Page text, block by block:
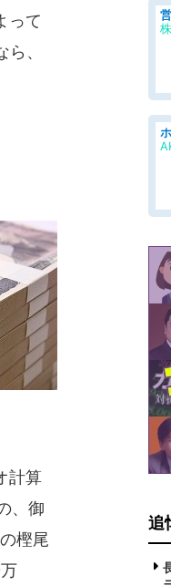
って
、
計算
、御
樫尾
追